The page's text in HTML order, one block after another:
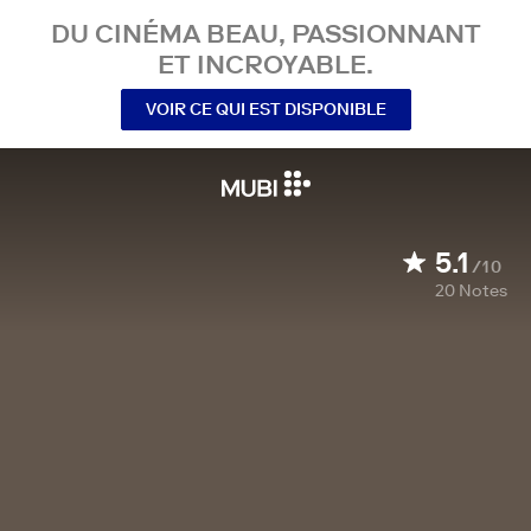
DU CINÉMA BEAU, PASSIONNANT
ET INCROYABLE.
VOIR CE QUI EST DISPONIBLE
5.1 /10
20 Notes